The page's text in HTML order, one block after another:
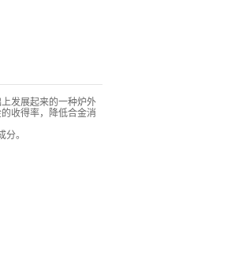
发展起来的一种炉外
收得率，降低合金消
。